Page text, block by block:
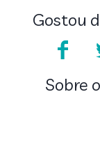
Gostou
Sobre